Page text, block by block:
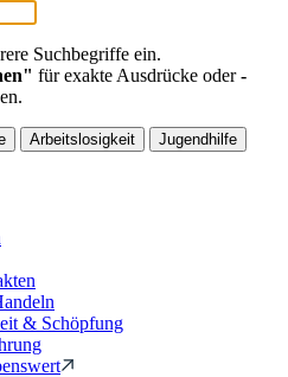
Suchbegriffe ein.
für exakte Ausdrücke oder-
Arbeitslosigkeit
Jugendhilfe
& Schöpfung